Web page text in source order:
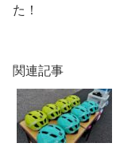
た！
関連記事